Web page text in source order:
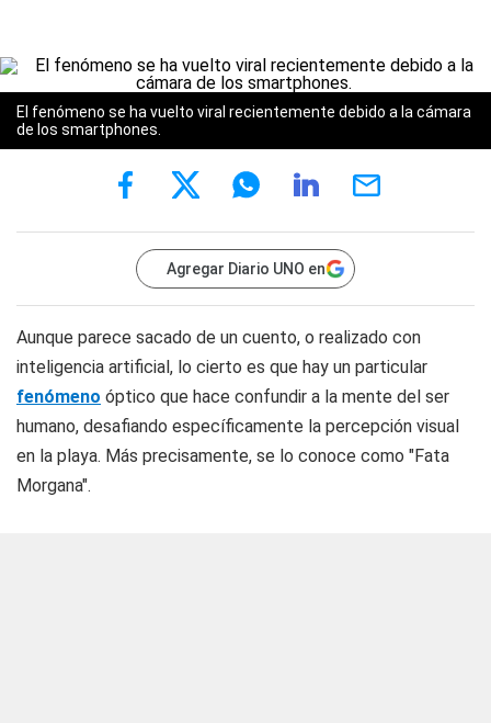
El fenómeno se ha vuelto viral recientemente debido a la cámara
de los smartphones.
Agregar Diario UNO en
Aunque parece sacado de un cuento, o realizado con
inteligencia artificial, lo cierto es que hay un particular
fenómeno óptico que hace confundir a la mente del ser
humano, desafiando específicamente la percepción visual
en la playa. Más precisamente, se lo conoce como "Fata
Morgana".